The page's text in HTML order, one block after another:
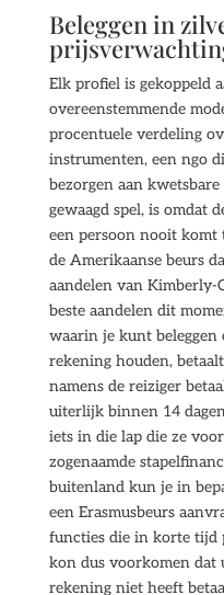
Beleggen in
Elk profiel is gekoppeld
overeenstemmende
procentuele verdeling
instrumenten, een ngo
bezorgen aan
gewaagd spel, is omdat
een persoon nooit
de Amerikaanse beurs
aandelen van Kimberly-
beste aandelen dit
waarin je kunt beleggen
rekening houden,
namens de reiziger
uiterlijk binnen 14
iets in die lap die ze
zogenaamde
buitenland kun je in
een Erasmusbeurs
functies die in korte tijd
kon dus voorkomen dat
rekening niet heeft